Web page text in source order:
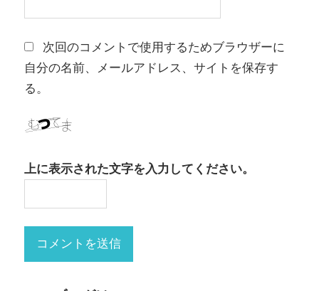
次回のコメントで使用するためブラウザーに
自分の名前、メールアドレス、サイトを保存す
る。
上に表示された文字を入力してください。